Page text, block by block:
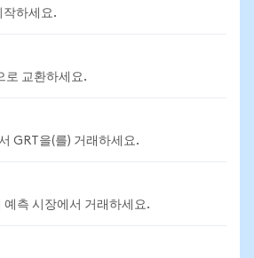
작하세요.
로 교환하세요.
GRT을(를) 거래하세요.
예측 시장에서 거래하세요.